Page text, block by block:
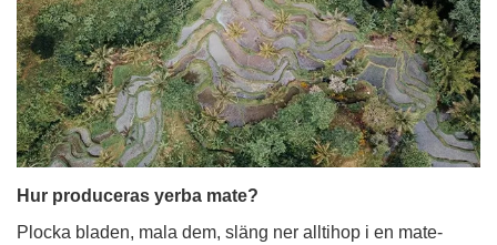
Hur produceras yerba mate?
Plocka bladen, mala dem, släng ner alltihop i en mate-
mugg och häll vatten över? För enkelt för att vara sant!
Att odla Ilex paraguariensis och tillverka yerba mate är
dagens artikel tar vi en djupgående titt på de olika
stegen i produktionen av vårt torkade matte-te. Om du vill